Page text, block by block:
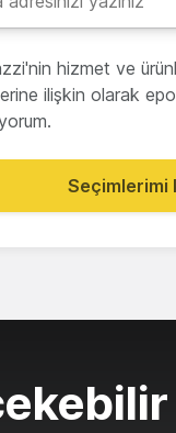
hizmet ve
ilişkin olarak
Seçimlerimi